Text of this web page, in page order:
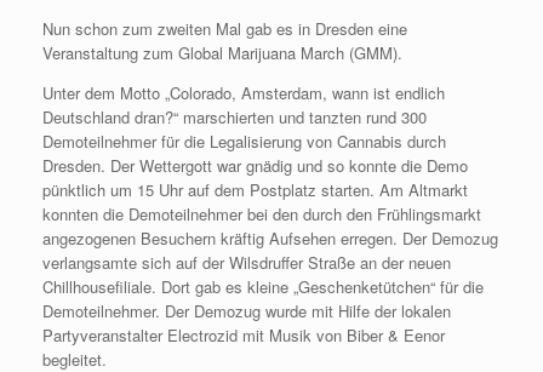
Nun schon zum zweiten Mal gab es in Dresden eine
Veranstaltung zum Global Marijuana March (GMM).
Unter dem Motto „Colorado, Amsterdam, wann ist endlich
Deutschland dran?“ marschierten und tanzten rund 300
Demoteilnehmer für die Legalisierung von Cannabis durch
Dresden. Der Wettergott war gnädig und so konnte die Demo
pünktlich um 15 Uhr auf dem Postplatz starten. Am Altmarkt
konnten die Demoteilnehmer bei den durch den Frühlingsmarkt
angezogenen Besuchern kräftig Aufsehen erregen. Der Demozug
verlangsamte sich auf der Wilsdruffer Straße an der neuen
Chillhousefiliale. Dort gab es kleine „Geschenketütchen“ für die
Demoteilnehmer. Der Demozug wurde mit Hilfe der lokalen
Partyveranstalter Electrozid mit Musik von Biber & Eenor
begleitet.